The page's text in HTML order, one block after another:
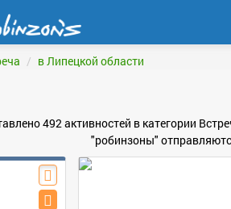
в Липецкой области
492 активностей в категории
"робинзоны"